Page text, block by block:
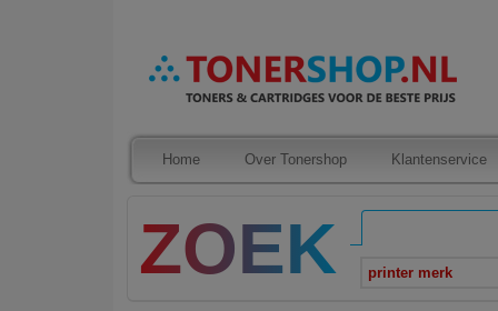
Home Over Tonershop Klantenservice
printer merk